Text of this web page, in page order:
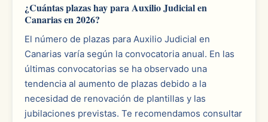
¿Cuántas plazas hay para Auxilio Judicial en
Canarias en 2026?
El número de plazas para Auxilio Judicial en
Canarias varía según la convocatoria anual. En las
últimas convocatorias se ha observado una
tendencia al aumento de plazas debido a la
necesidad de renovación de plantillas y las
jubilaciones previstas. Te recomendamos consultar